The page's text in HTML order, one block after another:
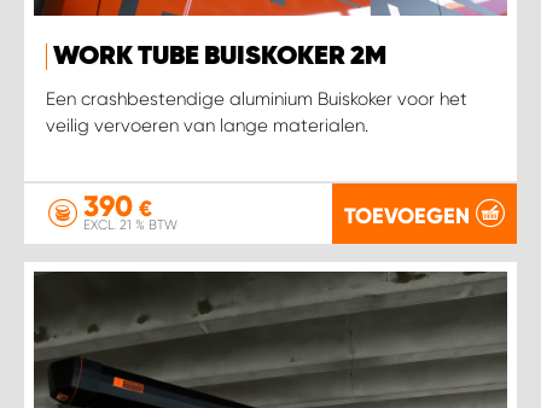
WORK TUBE BUISKOKER 2M
Een crashbestendige aluminium Buiskoker voor het
veilig vervoeren van lange materialen.
390 €
EXCL. 21 % BTW TOEVOEGEN